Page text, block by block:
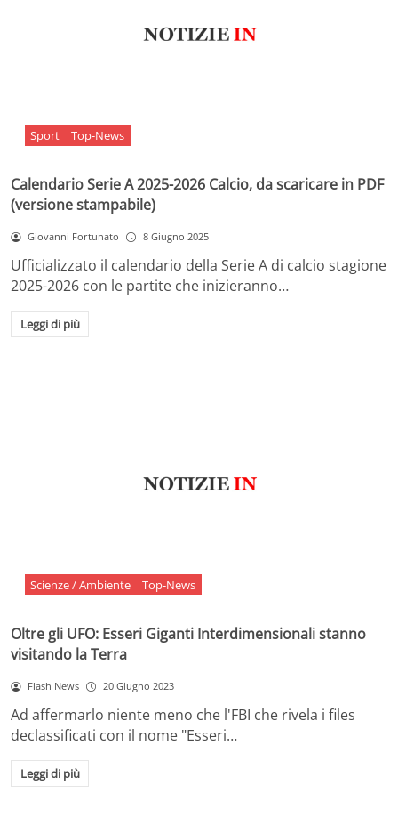
Sport Top-News
Calendario Serie A 2025-2026 Calcio, da scaricare in PDF
(versione stampabile)
Giovanni Fortunato 8 Giugno 2025
Ufficializzato il calendario della Serie A di calcio stagione
2025-2026 con le partite che inizieranno…
Leggi di più
Scienze / Ambiente Top-News
Oltre gli UFO: Esseri Giganti Interdimensionali stanno
visitando la Terra
Flash News 20 Giugno 2023
Ad affermarlo niente meno che l'FBI che rivela i files
declassificati con il nome "Esseri…
Leggi di più